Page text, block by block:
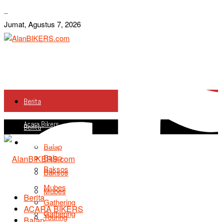
Jumat, Agustus 7, 2026
Berita
Acara Bikers
Balap
Baksos
Mubes
Gathering
Berita
Acara Bikers
Balap
Baksos
Mubes
Gathering
Touring
Berita
ACARA BIKERS